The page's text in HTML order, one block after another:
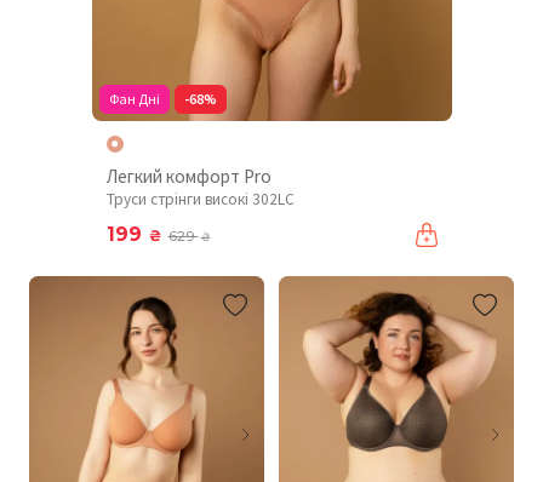
Фан Дні -68%
Легкий комфорт Pro
Труси стрінги високі 302LC
199 ₴ 629₴